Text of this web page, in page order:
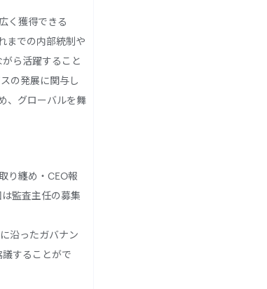
く獲得できる
までの内部統制や
ら活躍すること
の発展に関与し
、グローバルを舞
り纏め・CEO報
監査主任の募集
沿ったガバナン
することがで